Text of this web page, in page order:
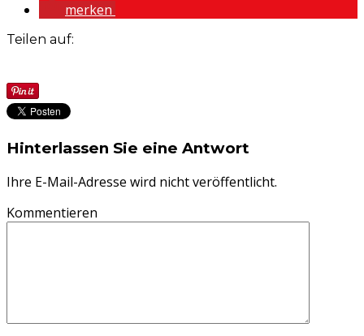
merken
Teilen auf:
Hinterlassen Sie eine Antwort
Ihre E-Mail-Adresse wird nicht veröffentlicht.
Kommentieren